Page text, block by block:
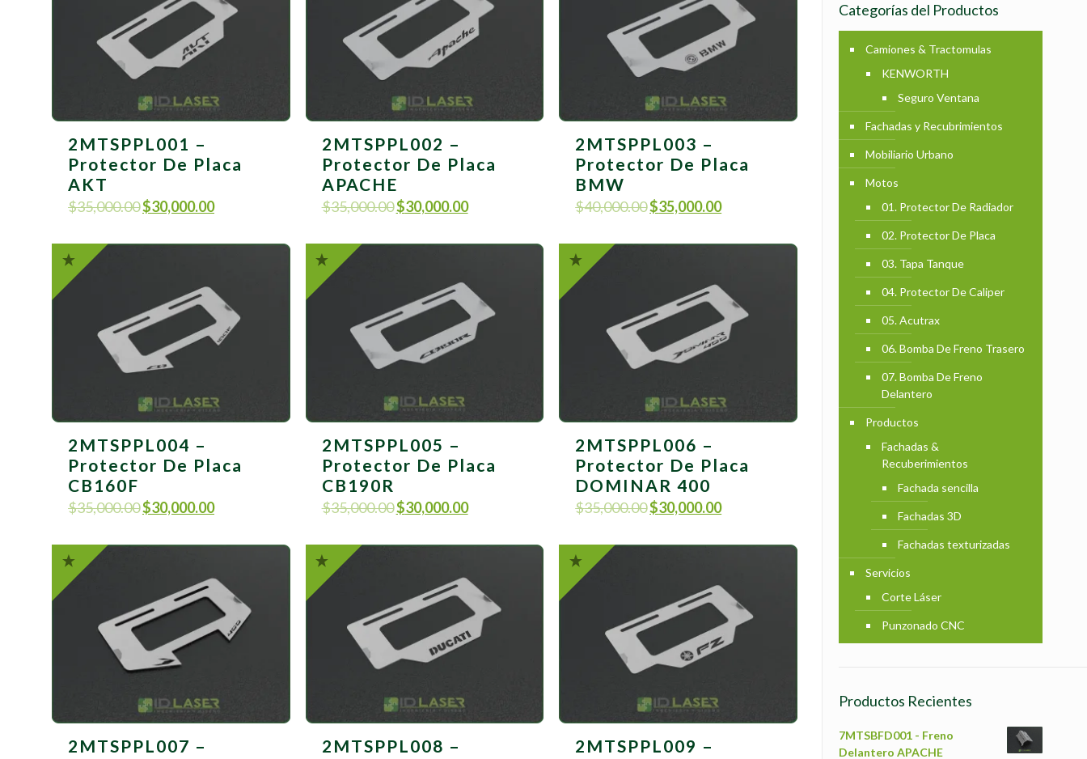
2MTSPPL001 –
Protector De Placa
AKT
$35,000.00$30,000.00
2MTSPPL002 –
Protector De Placa
APACHE
$35,000.00$30,000.00
2MTSPPL003 –
Protector De Placa
BMW
$40,000.00$35,000.00
2MTSPPL004 –
Protector De Placa
CB160F
$35,000.00$30,000.00
2MTSPPL005 –
Protector De Placa
CB190R
$35,000.00$30,000.00
2MTSPPL006 –
Protector De Placa
DOMINAR 400
$35,000.00$30,000.00
2MTSPPL007 –
2MTSPPL008 –
2MTSPPL009 –
Categorías del Productos
Camiones & Tractomulas
KENWORTH
Seguro Ventana
Fachadas y Recubrimientos
Mobiliario Urbano
Motos
01. Protector De Radiador
02. Protector De Placa
03. Tapa Tanque
04. Protector De Caliper
05. Acutrax
06. Bomba De Freno Trasero
07. Bomba De Freno
Delantero
Productos
Fachadas &
Recuberimientos
Fachada sencilla
Fachadas 3D
Fachadas texturizadas
Servicios
Corte Láser
Punzonado CNC
Productos Recientes
7MTSBFD001 - Freno
Delantero APACHE